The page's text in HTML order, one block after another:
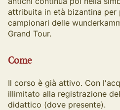
attribuita in età bizantina per
campionari delle
Grand Tour.
Come
Il corso è già attivo. Con
illimitato alla registrazione
didattico (dove presente).